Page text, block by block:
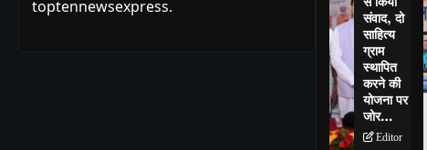
toptennewsexpress.
संवाद, दो
साहित्य
ग्राम
स्थापित
करने की
योजना पर
जोर…
Editor